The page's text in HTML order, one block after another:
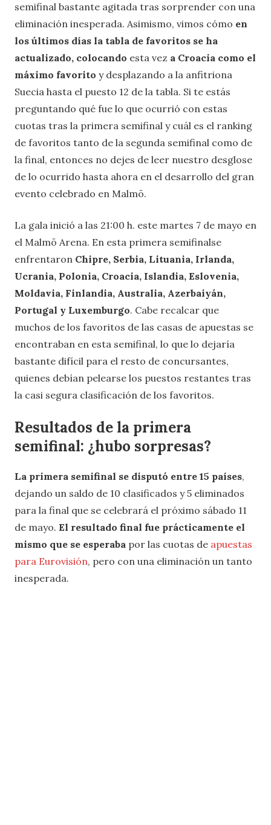
semifinal bastante agitada tras sorprender con una
eliminación inesperada. Asimismo, vimos cómo en
los últimos días la tabla de favoritos se ha
actualizado, colocando esta vez a Croacia como el
máximo favorito y desplazando a la anfitriona
Suecia hasta el puesto 12 de la tabla. Si te estás
preguntando qué fue lo que ocurrió con estas
cuotas tras la primera semifinal y cuál es el ranking
de favoritos tanto de la segunda semifinal como de
la final, entonces no dejes de leer nuestro desglose
de lo ocurrido hasta ahora en el desarrollo del gran
evento celebrado en Malmö.
La gala inició a las 21:00 h. este martes 7 de mayo en
el Malmö Arena. En esta primera semifinalse
enfrentaron Chipre, Serbia, Lituania, Irlanda,
Ucrania, Polonia, Croacia, Islandia, Eslovenia,
Moldavia, Finlandia, Australia, Azerbaiyán,
Portugal y Luxemburgo. Cabe recalcar que
muchos de los favoritos de las casas de apuestas se
encontraban en esta semifinal, lo que lo dejaría
bastante difícil para el resto de concursantes,
quienes debían pelearse los puestos restantes tras
la casi segura clasificación de los favoritos.
Resultados de la primera
semifinal: ¿hubo sorpresas?
La primera semifinal se disputó entre 15 países,
dejando un saldo de 10 clasificados y 5 eliminados
para la final que se celebrará el próximo sábado 11
de mayo. El resultado final fue prácticamente el
mismo que se esperaba por las cuotas de apuestas
para Eurovisión, pero con una eliminación un tanto
inesperada.